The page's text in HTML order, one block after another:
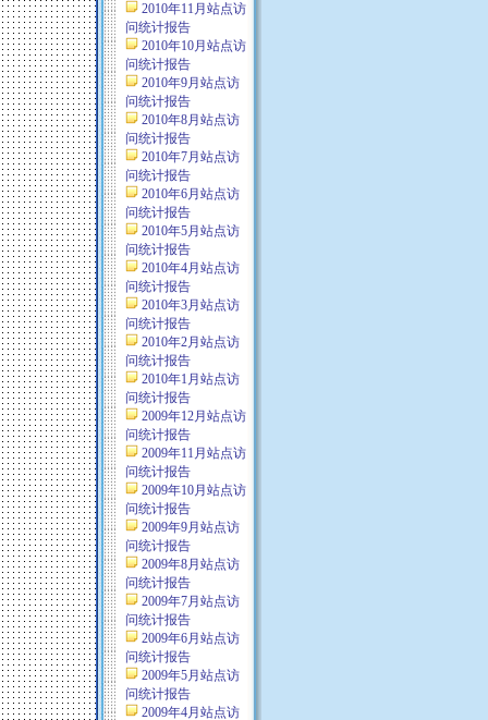
2010年11月站点访
问统计报告
2010年10月站点访
问统计报告
2010年9月站点访
问统计报告
2010年8月站点访
问统计报告
2010年7月站点访
问统计报告
2010年6月站点访
问统计报告
2010年5月站点访
问统计报告
2010年4月站点访
问统计报告
2010年3月站点访
问统计报告
2010年2月站点访
问统计报告
2010年1月站点访
问统计报告
2009年12月站点访
问统计报告
2009年11月站点访
问统计报告
2009年10月站点访
问统计报告
2009年9月站点访
问统计报告
2009年8月站点访
问统计报告
2009年7月站点访
问统计报告
2009年6月站点访
问统计报告
2009年5月站点访
问统计报告
2009年4月站点访